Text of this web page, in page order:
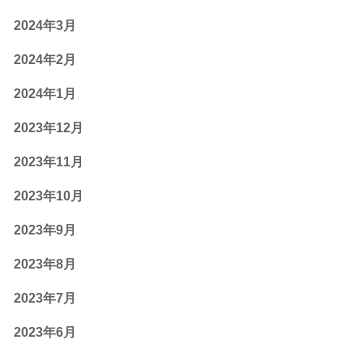
2024年3月
2024年2月
2024年1月
2023年12月
2023年11月
2023年10月
2023年9月
2023年8月
2023年7月
2023年6月